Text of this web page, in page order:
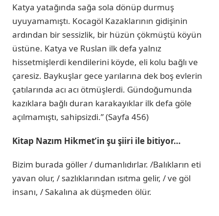
Katya yatağında sağa sola dönüp durmuş
uyuyamamıştı. Kocagöl Kazaklarının gidişinin
ardından bir sessizlik, bir hüzün çökmüştü köyün
üstüne. Katya ve Ruslan ilk defa yalnız
hissetmişlerdi kendilerini köyde, eli kolu bağlı ve
çaresiz. Baykuşlar gece yarılarına dek boş evlerin
çatılarında acı acı ötmüşlerdi. Gündoğumunda
kazıklara bağlı duran karakayıklar ilk defa göle
açılmamıştı, sahipsizdi.” (Sayfa 456)
Kitap Nazım Hikmet’in şu şiiri ile bitiyor…
Bizim burada göller / dumanlıdırlar. /Balıkların eti
yavan olur, / sazlıklarından ısıtma gelir, / ve göl
insanı, / Sakalına ak düşmeden ölür.